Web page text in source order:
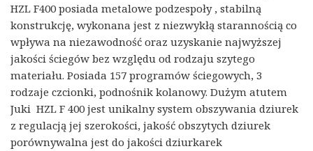
HZL F400 posiada metalowe podzespoły , stabilną
konstrukcję, wykonana jest z niezwykłą starannością co
wpływa na niezawodność oraz uzyskanie najwyższej
jakości ściegów bez względu od rodzaju szytego
materiału. Posiada 157 programów ściegowych, 3
rodzaje czcionki, podnośnik kolanowy. Dużym atutem
Juki HZL F 400 jest unikalny system obszywania dziurek
z regulacją jej szerokości, jakość obszytych dziurek
porównywalna jest do jakości dziurkarek